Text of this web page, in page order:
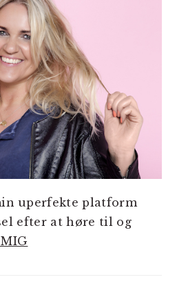
uperfekte platform
efter at høre til og